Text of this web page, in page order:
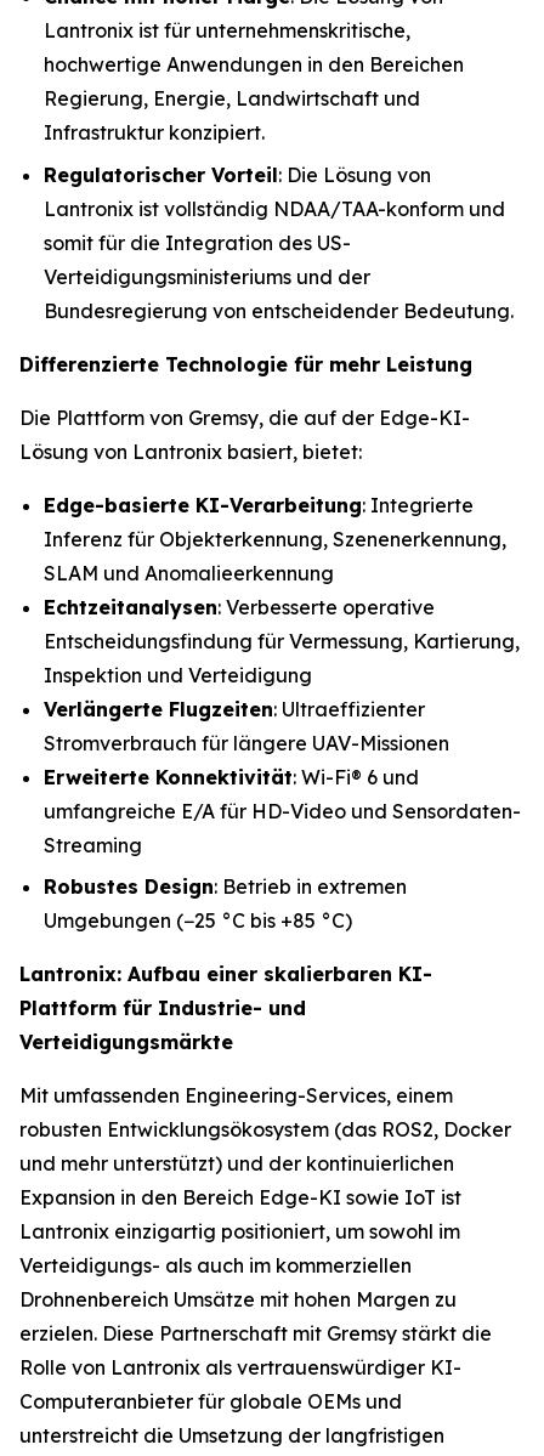
Lantronix ist für unternehmenskritische,
hochwertige Anwendungen in den Bereichen
Regierung, Energie, Landwirtschaft und
Infrastruktur konzipiert.
Regulatorischer Vorteil: Die Lösung von
Lantronix ist vollständig NDAA/TAA-konform und
somit für die Integration des US-
Verteidigungsministeriums und der
Bundesregierung von entscheidender Bedeutung.
Differenzierte Technologie für mehr Leistung
Die Plattform von Gremsy, die auf der Edge-KI-
Lösung von Lantronix basiert, bietet:
Edge-basierte KI-Verarbeitung: Integrierte
Inferenz für Objekterkennung, Szenenerkennung,
SLAM und Anomalieerkennung
Echtzeitanalysen: Verbesserte operative
Entscheidungsfindung für Vermessung, Kartierung,
Inspektion und Verteidigung
Verlängerte Flugzeiten: Ultraeffizienter
Stromverbrauch für längere UAV-Missionen
Erweiterte Konnektivität: Wi-Fi® 6 und
umfangreiche E/A für HD-Video und Sensordaten-
Streaming
Robustes Design: Betrieb in extremen
Umgebungen (−25 °C bis +85 °C)
Lantronix: Aufbau einer skalierbaren KI-
Plattform für Industrie- und
Verteidigungsmärkte
Mit umfassenden Engineering-Services, einem
robusten Entwicklungsökosystem (das ROS2, Docker
und mehr unterstützt) und der kontinuierlichen
Expansion in den Bereich Edge-KI sowie IoT ist
Lantronix einzigartig positioniert, um sowohl im
Verteidigungs- als auch im kommerziellen
Drohnenbereich Umsätze mit hohen Margen zu
erzielen. Diese Partnerschaft mit Gremsy stärkt die
Rolle von Lantronix als vertrauenswürdiger KI-
Computeranbieter für globale OEMs und
unterstreicht die Umsetzung der langfristigen